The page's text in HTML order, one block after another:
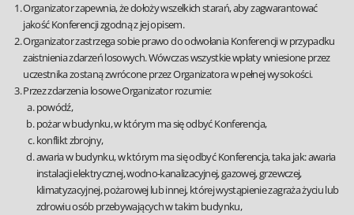
Organizator zapewnia, że dołoży wszelkich starań, aby zagwarantować
jakość Konferencji zgodną z jej opisem.
Organizator zastrzega sobie prawo do odwołania Konferencji w przypadku
zaistnienia zdarzeń losowych. Wówczas wszystkie wpłaty wniesione przez
uczestnika zostaną zwrócone przez Organizatora w pełnej wysokości.
Przez zdarzenia losowe Organizator rozumie:
powódź,
pożar w budynku, w którym ma się odbyć Konferencja,
konflikt zbrojny,
awaria w budynku, w którym ma się odbyć Konferencja, taka jak: awaria
instalacji elektrycznej, wodno-kanalizacyjnej, gazowej, grzewczej,
klimatyzacyjnej, pożarowej lub innej, której wystąpienie zagraża życiu lub
zdrowiu osób przebywających w takim budynku,